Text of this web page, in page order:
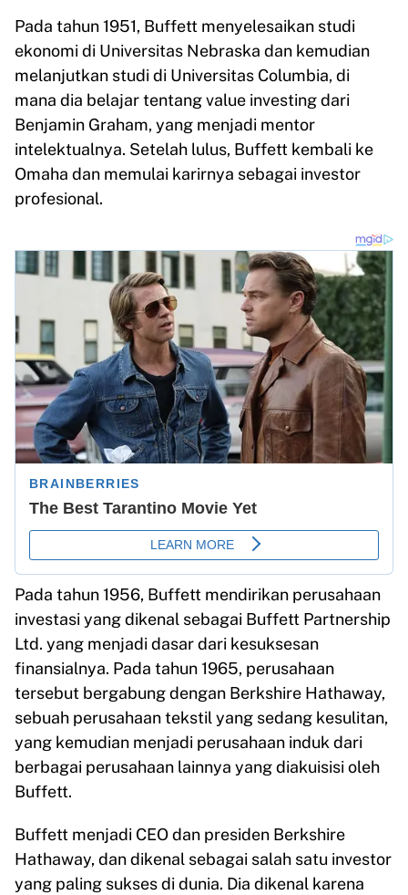
Pada tahun 1951, Buffett menyelesaikan studi
ekonomi di Universitas Nebraska dan kemudian
melanjutkan studi di Universitas Columbia, di
mana dia belajar tentang value investing dari
Benjamin Graham, yang menjadi mentor
intelektualnya. Setelah lulus, Buffett kembali ke
Omaha dan memulai karirnya sebagai investor
profesional.
Pada tahun 1956, Buffett mendirikan perusahaan
investasi yang dikenal sebagai Buffett Partnership
Ltd. yang menjadi dasar dari kesuksesan
finansialnya. Pada tahun 1965, perusahaan
tersebut bergabung dengan Berkshire Hathaway,
sebuah perusahaan tekstil yang sedang kesulitan,
yang kemudian menjadi perusahaan induk dari
berbagai perusahaan lainnya yang diakuisisi oleh
Buffett.
Buffett menjadi CEO dan presiden Berkshire
Hathaway, dan dikenal sebagai salah satu investor
yang paling sukses di dunia. Dia dikenal karena